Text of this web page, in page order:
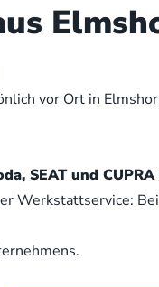
vor Ort in
SEAT und CUPRA
Werkstattservice: